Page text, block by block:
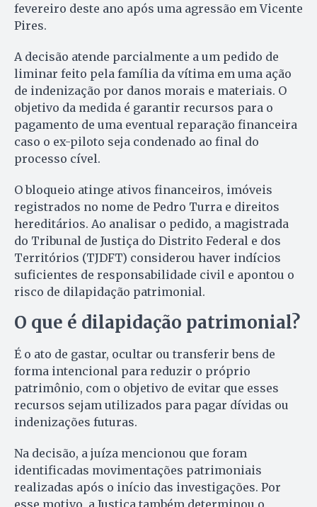
fevereiro deste ano após uma agressão em Vicente
Pires.
A decisão atende parcialmente a um pedido de
liminar feito pela família da vítima em uma ação
de indenização por danos morais e materiais. O
objetivo da medida é garantir recursos para o
pagamento de uma eventual reparação financeira
caso o ex-piloto seja condenado ao final do
processo cível.
O bloqueio atinge ativos financeiros, imóveis
registrados no nome de Pedro Turra e direitos
hereditários. Ao analisar o pedido, a magistrada
do Tribunal de Justiça do Distrito Federal e dos
Territórios (TJDFT) considerou haver indícios
suficientes de responsabilidade civil e apontou o
risco de dilapidação patrimonial.
O que é dilapidação patrimonial?
É o ato de gastar, ocultar ou transferir bens de
forma intencional para reduzir o próprio
patrimônio, com o objetivo de evitar que esses
recursos sejam utilizados para pagar dívidas ou
indenizações futuras.
Na decisão, a juíza mencionou que foram
identificadas movimentações patrimoniais
realizadas após o início das investigações. Por
esse motivo, a Justiça também determinou o